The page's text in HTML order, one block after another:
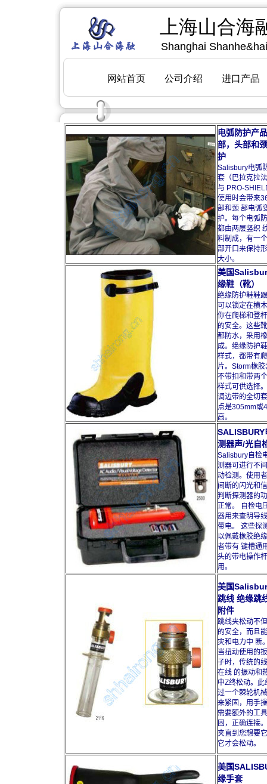
电弧防护产
部，头部和
护
Salisbury电弧
套（巴拉克拉
与 PRO-
使用时会带来
部和颈 部电弧
护。每个电弧
都由两层竖织
料制成，有一
部开口来保持
大小。
美国
缘鞋（靴）
绝缘防护鞋鞋
可以锁定在横
你在爬梯和登
的安全。这些
都防水，采用
成。绝缘防护
样式，都带有
片。Storm橡胶
不带扣和带两
样式可供选择
调边带的全切
点是305mm或
高。
SALISBURY
测器声/光自
Salisbury自检
测器可进行不
动检测。使用
间断的闪光和
判断探测器的
正常。 自检电
器用来查明导
带电。 这些探
以佩戴橡胶绝
者带有 键槽通
头的带电操作
用。
美国
跳线 绝缘跳
附件
跳线夹松动不
的安全，而且
灾和电力中 断
当扭动使用的
子时，传统的
在线 的振动和
中Z终松动。此
过一个棘轮机
来紧固，用手
需要额外的工
固，正确连接
夹直到您想要
它才会松动。
美国
缘手套